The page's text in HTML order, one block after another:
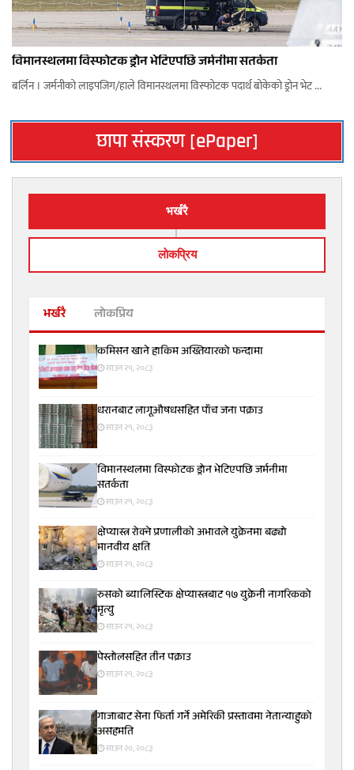
विमानस्थलमा विस्फोटक ड्रोन भेटिएपछि जर्मनीमा सतर्कता
बर्लिन । जर्मनीको लाइपजिग/हाले विमानस्थलमा विस्फोटक पदार्थ बोकेको ड्रोन भेट ...
छापा संस्करण [ePaper]
भर्खरै
लाेकप्रिय
भर्खरै लोकप्रिय
कमिसन खाने हाकिम अख्तियारको फन्दामा
साउन २१, २०८३
धरानबाट लागूऔषधसहित पाँच जना पक्राउ
साउन २१, २०८३
विमानस्थलमा विस्फोटक ड्रोन भेटिएपछि जर्मनीमा
सतर्कता
साउन २१, २०८३
क्षेप्यास्त्र रोक्ने प्रणालीको अभावले युक्रेनमा बढ्यो
मानवीय क्षति
साउन २१, २०८३
रुसको ब्यालिस्टिक क्षेप्यास्त्रबाट १७ युक्रेनी नागरिकको
मृत्यु
साउन २१, २०८३
पेस्तोलसहित तीन पक्राउ
साउन २१, २०८३
गाजाबाट सेना फिर्ता गर्ने अमेरिकी प्रस्तावमा नेतान्याहुको
असहमति
साउन २०, २०८३